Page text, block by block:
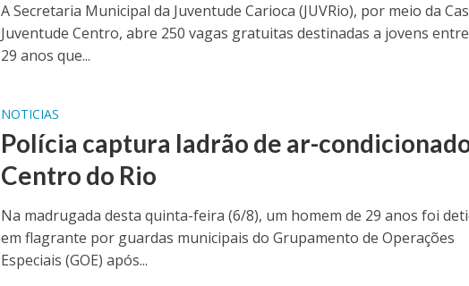
A Secretaria Municipal da Juventude Carioca (JUVRio), por meio da
Juventude Centro, abre 250 vagas gratuitas destinadas a jovens
29 anos que...
NOTICIAS
Polícia captura ladrão de ar-
Centro do Rio
Na madrugada desta quinta-feira (6/8), um homem de 29 anos foi
em flagrante por guardas municipais do Grupamento de Operações
Especiais (GOE) após...